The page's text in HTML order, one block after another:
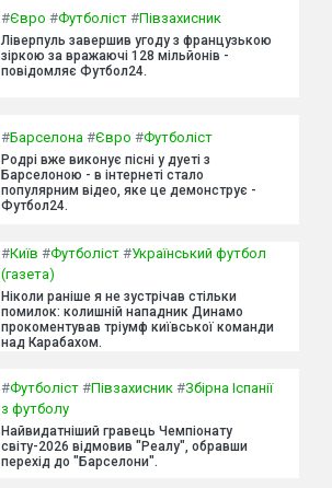
#Євро #Футболіст #Півзахисник
Ліверпуль завершив угоду з французькою
зіркою за вражаючі 128 мільйонів -
повідомляє Футбол24.
#Барселона #Євро #Футболіст
Родрі вже виконує пісні у дуеті з
Барселоною - в інтернеті стало
популярним відео, яке це демонструє -
Футбол24.
#Київ #Футболіст #Український футбол
(газета)
Ніколи раніше я не зустрічав стільки
помилок: колишній нападник Динамо
прокоментував тріумф київської команди
над Карабахом.
#Футболіст #Півзахисник #Збірна Іспанії
з футболу
Найвидатніший гравець Чемпіонату
світу-2026 відмовив "Реалу", обравши
перехід до "Барселони".